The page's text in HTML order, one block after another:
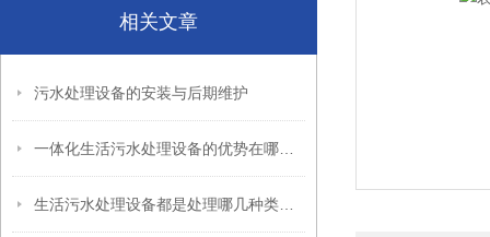
相关文章
污水处理设备的安装与后期维护